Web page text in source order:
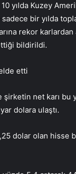
yılda Kuzey
bir yılda
rekor
bildirildi.
etti
net karı bu
dolara ulaştı.
dolar olan hisse